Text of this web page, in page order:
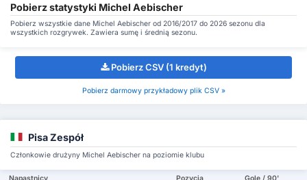
Pobierz statystyki Michel Aebischer
Pobierz wszystkie dane Michel Aebischer od 2016/2017 do 2026 sezonu dla
wszystkich rozgrywek. Zawiera sumę i średnią sezonu.
Pobierz CSV (1 kredyt)
Pobierz darmowy przykładowy plik CSV »
Pisa Zespół
Członkowie drużyny Michel Aebischer na poziomie klubu